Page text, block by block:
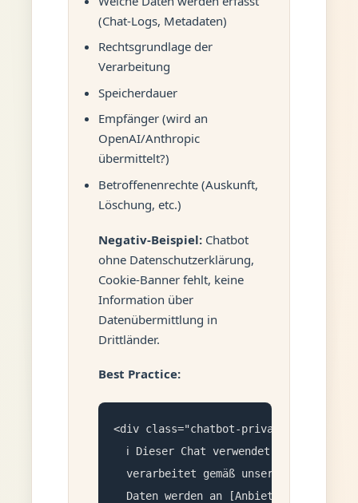
(Chat-Logs, Metadaten)
Rechtsgrundlage der
Verarbeitung
Speicherdauer
Empfänger (wird an
OpenAI/Anthropic
übermittelt?)
Betroffenenrechte (Auskunft,
Löschung, etc.)
Negativ-Beispiel: Chatbot
ohne Datenschutzerklärung,
Cookie-Banner fehlt, keine
Information über
Datenübermittlung in
Drittländer.
Best Practice:
<div class="chatbot-privacy-notice">
ℹ️ Dieser Chat verwendet KI. Ihre
verarbeitet gemäß unserer <a
Daten werden an [Anbieter]